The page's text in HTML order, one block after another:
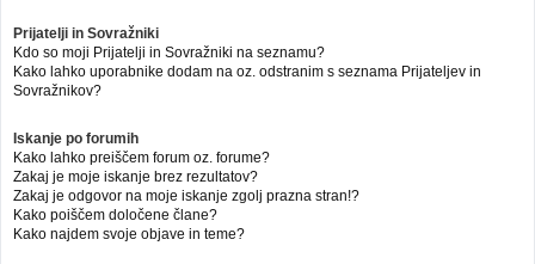
Prijatelji in Sovražniki
Kdo so moji Prijatelji in Sovražniki na seznamu?
Kako lahko uporabnike dodam na oz. odstranim s seznama Prijateljev in
Sovražnikov?
Iskanje po forumih
Kako lahko preiščem forum oz. forume?
Zakaj je moje iskanje brez rezultatov?
Zakaj je odgovor na moje iskanje zgolj prazna stran!?
Kako poiščem določene člane?
Kako najdem svoje objave in teme?